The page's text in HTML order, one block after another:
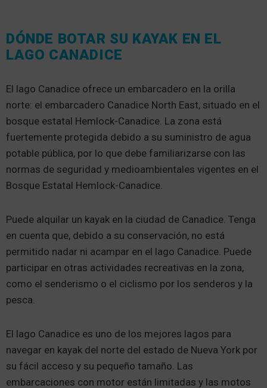
DÓNDE BOTAR SU KAYAK EN EL
LAGO CANADICE
El lago Canadice ofrece un embarcadero en la orilla
norte: el embarcadero Canadice North East, situado en el
bosque estatal Hemlock-Canadice. La zona está
fuertemente protegida debido a su suministro de agua
potable pública, por lo que debe familiarizarse con las
normas de seguridad y medioambientales vigentes en el
Bosque Estatal Hemlock-Canadice.
Puede alquilar un kayak en la ciudad de Canadice. Tenga
en cuenta que, debido a su conservación, no está
permitido nadar ni acampar en el lago Canadice. Puede
participar en otras actividades recreativas en la zona,
como el senderismo o el ciclismo por los senderos y la
pesca.
El lago Canadice es uno de los mejores lagos para
navegar en kayak del norte del estado de Nueva York por
su fácil acceso y su pequeño tamaño. Las
embarcaciones con motor están limitadas y las motos